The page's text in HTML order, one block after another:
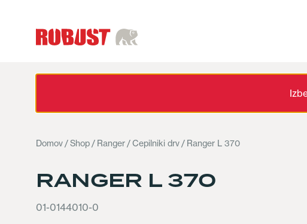
Domov/Shop/ Ranger/Cepilniki drv/ Ranger L 370
RANGER L 370
01-0144010-0